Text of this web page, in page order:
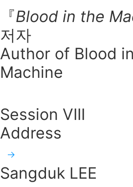
『Blood in the
저자
Author of Blood
Machine
Session VIII
Address
Sangduk LEE